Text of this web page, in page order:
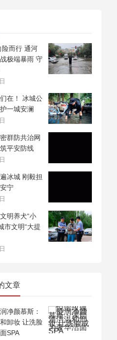
险而行 通河
极端暴雨 守
在！ 冰城公
一城安澜
群防共治网
平安防线
冰城 刚毅担
宁
明养犬“小
市文明“大提
文章
净颜慕斯：
卸妆 让洗脸
SPA